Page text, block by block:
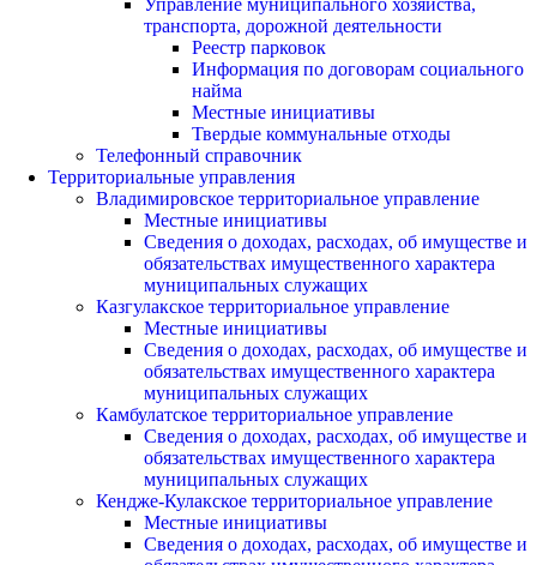
транспорта, дорожной деятельности
Реестр парковок
Информация по договорам социального
найма
Местные инициативы
Твердые коммунальные отходы
Телефонный справочник
Территориальные управления
Владимировское территориальное управление
Местные инициативы
Сведения о доходах, расходах, об имуществе и
обязательствах имущественного характера
муниципальных служащих
Казгулакское территориальное управление
Местные инициативы
Сведения о доходах, расходах, об имуществе и
обязательствах имущественного характера
муниципальных служащих
Камбулатское территориальное управление
Сведения о доходах, расходах, об имуществе и
обязательствах имущественного характера
муниципальных служащих
Кендже-Кулакское территориальное управление
Местные инициативы
Сведения о доходах, расходах, об имуществе и